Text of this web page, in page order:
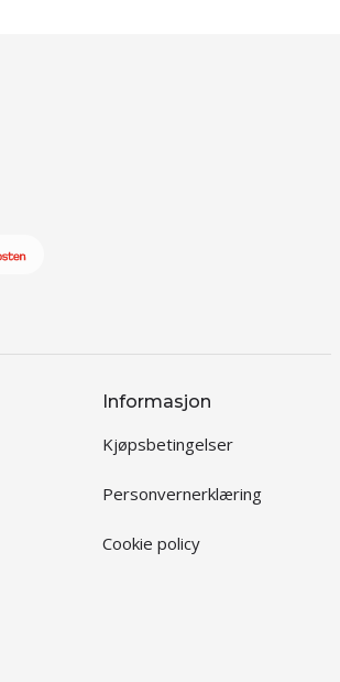
Informasjon
Kjøpsbetingelser
Personvernerklæring
Cookie policy